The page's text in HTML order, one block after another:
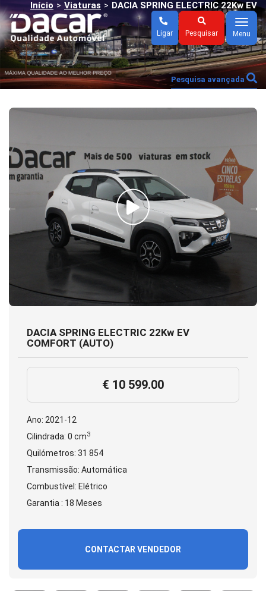
Pesquisar
Ligar
Menu
Menu
Início > Viaturas > DACIA SPRING ELECTRIC 22Kw EV
COMFORT (AUTO)
Pesquisa avançada
DACIA SPRING ELECTRIC 22Kw EV
COMFORT (AUTO)
€ 10 599.00
Ano: 2021-12
Cilindrada: 0 cm3
Quilómetros: 31 854
Transmissão: Automática
Combustível: Elétrico
Garantia : 18 Meses
CONTACTAR VENDEDOR